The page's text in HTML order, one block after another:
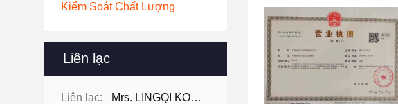
Kiểm Soát Chất Lượng
Liên lạc
Liên lạc: Mrs. LINGQI KONG